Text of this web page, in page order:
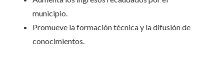
municipio.
Promueve la formación técnica y la difusión de
conocimientos.